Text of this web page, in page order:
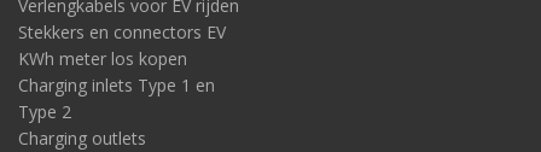
Verlengkabels voor EV rijden
Stekkers en connectors EV
KWh meter los kopen
Charging inlets Type 1 en
Type 2
Charging outlets